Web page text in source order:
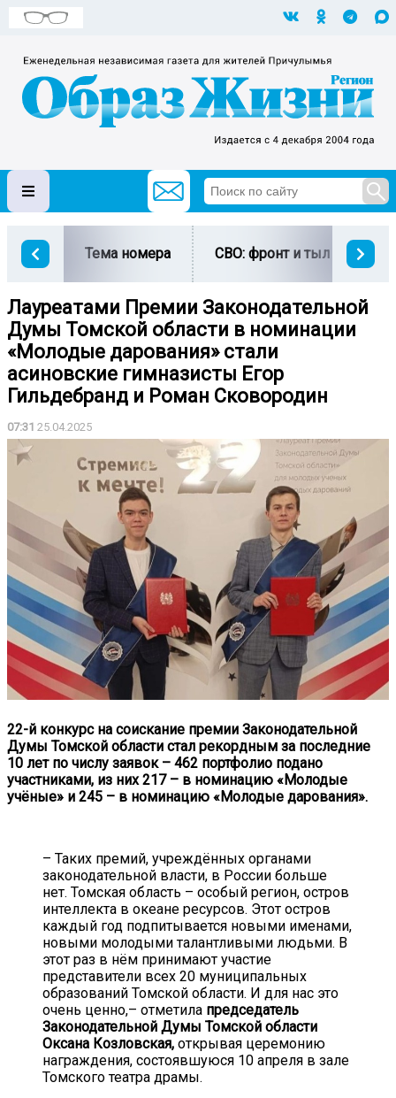
Тема номера СВО: фронт и тыл
Лауреатами Премии Законодательной
Думы Томской области в номинации
«Молодые дарования» стали
асиновские гимназисты Егор
Гильдебранд и Роман Сковородин
07:31 25.04.2025
22-й конкурс на соискание премии Законодательной
Думы Томской области стал рекордным за последние
10 лет по числу заявок – 462 портфолио подано
участниками, из них 217 – в номинацию «Молодые
учёные» и 245 – в номинацию «Молодые дарования».
– Таких премий, учреждённых органами
законодательной власти, в России больше
нет. Томская область – особый регион, остров
интеллекта в океане ресурсов. Этот остров
каждый год подпитывается новыми именами,
новыми молодыми талантливыми людьми. В
этот раз в нём принимают участие
представители всех 20 муниципальных
образований Томской области. И для нас это
очень ценно,– отметила председатель
Законодательной Думы Томской области
Оксана Козловская, открывая церемонию
награждения, состоявшуюся 10 апреля в зале
Томского театра драмы.